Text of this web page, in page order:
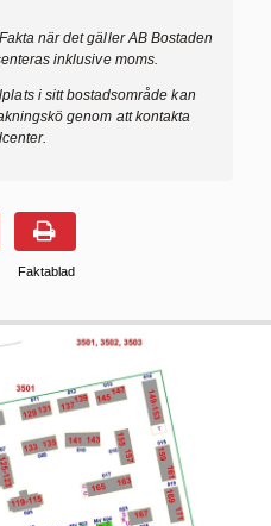
när det gäller AB Bostaden
inklusive moms.
i sitt bostadsområde kan
genom att kontakta